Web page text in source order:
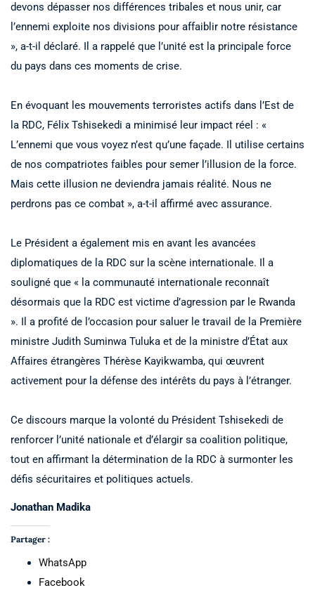
devons dépasser nos différences tribales et nous unir, car
l’ennemi exploite nos divisions pour affaiblir notre résistance
», a-t-il déclaré. Il a rappelé que l’unité est la principale force
du pays dans ces moments de crise.
En évoquant les mouvements terroristes actifs dans l’Est de
la RDC, Félix Tshisekedi a minimisé leur impact réel : «
L’ennemi que vous voyez n’est qu’une façade. Il utilise certains
de nos compatriotes faibles pour semer l’illusion de la force.
Mais cette illusion ne deviendra jamais réalité. Nous ne
perdrons pas ce combat », a-t-il affirmé avec assurance.
Le Président a également mis en avant les avancées
diplomatiques de la RDC sur la scène internationale. Il a
souligné que « la communauté internationale reconnaît
désormais que la RDC est victime d’agression par le Rwanda
». Il a profité de l’occasion pour saluer le travail de la Première
ministre Judith Suminwa Tuluka et de la ministre d’État aux
Affaires étrangères Thérèse Kayikwamba, qui œuvrent
activement pour la défense des intérêts du pays à l’étranger.
Ce discours marque la volonté du Président Tshisekedi de
renforcer l’unité nationale et d’élargir sa coalition politique,
tout en affirmant la détermination de la RDC à surmonter les
défis sécuritaires et politiques actuels.
Jonathan Madika
Partager :
WhatsApp
Facebook